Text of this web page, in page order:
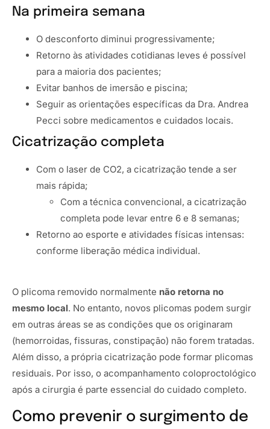
Na primeira semana
O desconforto diminui progressivamente;
Retorno às atividades cotidianas leves é possível
para a maioria dos pacientes;
Evitar banhos de imersão e piscina;
Seguir as orientações específicas da Dra. Andrea
Pecci sobre medicamentos e cuidados locais.
Cicatrização completa
Com o laser de CO2, a cicatrização tende a ser
mais rápida;
Com a técnica convencional, a cicatrização
completa pode levar entre 6 e 8 semanas;
Retorno ao esporte e atividades físicas intensas:
conforme liberação médica individual.
O plicoma removido normalmente não retorna no
mesmo local. No entanto, novos plicomas podem surgir
em outras áreas se as condições que os originaram
(hemorroidas, fissuras, constipação) não forem tratadas.
Além disso, a própria cicatrização pode formar plicomas
residuais. Por isso, o acompanhamento coloproctológico
após a cirurgia é parte essencial do cuidado completo.
Como prevenir o surgimento de